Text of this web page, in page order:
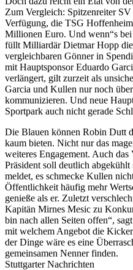
Zum Vergleich: Spitzenreiter
Verfügung, die TSG
Millionen Euro. Und wenn“s
füllt Milliardär Dietmar Hopp
vergleichbaren Gönner in
mit Hauptsponsor Eduardo
verlängert, gilt zurzeit als
Garcia und Kullen nur noch
kommunizieren. Und neue
Sportpark auch nicht gerade
Die Blauen können Robin Dutt
kaum bieten. Nicht nur das
weiteres Engagement. Auch
Präsident soll deutlich
meldet, es schmecke Kullen
Öffentlichkeit häufig mehr
genieße als er. Zuletzt
Kapitän Mirnes Mesic zu
bin nach allen Seiten offen“,
mit welchem Angebot die
der Dinge wäre es eine
gemeinsamen Nenner finden.
Stuttgarter Nachrichten